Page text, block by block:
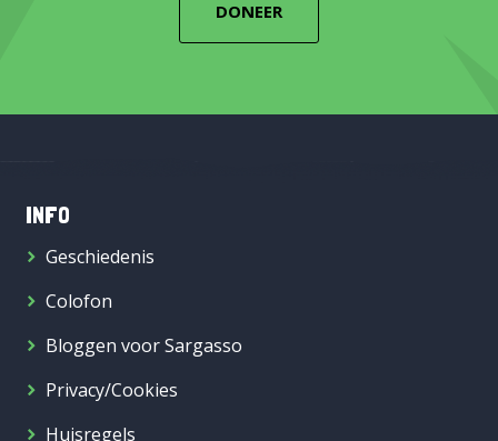
DONEER
INFO
Geschiedenis
Colofon
Bloggen voor Sargasso
Privacy/Cookies
Huisregels